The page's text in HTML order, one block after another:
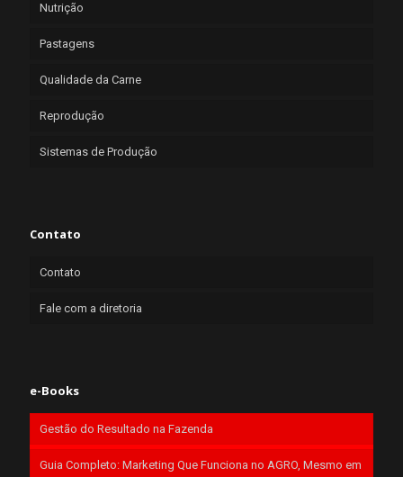
Nutrição
Pastagens
Qualidade da Carne
Reprodução
Sistemas de Produção
Contato
Contato
Fale com a diretoria
e-Books
Gestão do Resultado na Fazenda
Guia Completo: Marketing Que Funciona no AGRO, Mesmo em